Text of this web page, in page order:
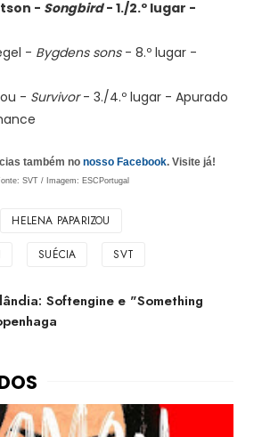
- Songbird- 1./2.º lugar -
- Bygdens sons- 8.º lugar -
- Survivor- 3./4.º lugar - Apurado
também no nosso Facebook. Visite já!
SVT / Imagem: ESCPortugal
HELENA PAPARIZOU
SUÉCIA SVT
Softengine e "Something